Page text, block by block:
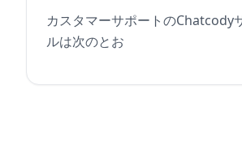
カスタマーサポートのChatcody
ルは次のとお